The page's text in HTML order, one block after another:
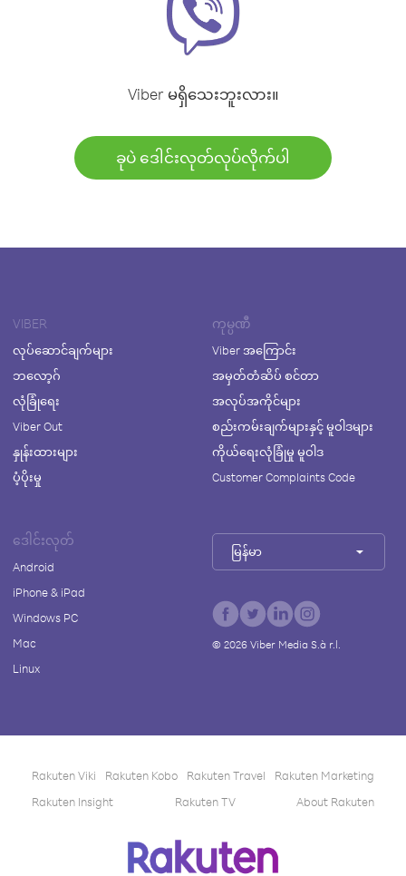
Viber မရှိသေးဘူးလား။
ခုပဲ ဒေါင်းလုတ်လုပ်လိုက်ပါ
VIBER
လုပ်ဆောင်ချက်များ
ဘလော့ဂ်
လုံခြုံရေး
Viber Out
နှုန်းထားများ
ပံ့ပိုးမှု
ကုမ္ပဏီ
Viber အကြောင်း
အမှတ်တံဆိပ် စင်တာ
အလုပ်အကိုင်များ
စည်းကမ်းချက်များနှင့် မူဝါဒများ
ကိုယ်ရေးလုံခြုံမှု မူဝါဒ
Customer Complaints Code
ဒေါင်းလုတ်
Android
iPhone & iPad
Windows PC
Mac
Linux
မြန်မာ
© 2026Viber Media S.à r.l.
Rakuten Viki Rakuten Kobo Rakuten Travel
Rakuten Marketing
Rakuten Insight
Rakuten TV About Rakuten